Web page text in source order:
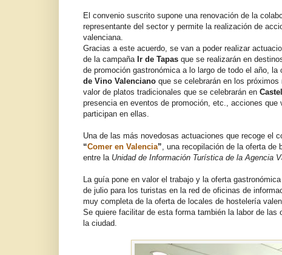
El convenio suscrito supone una renovación de la
representante del sector y permite la realización de
valenciana.
Gracias a este acuerdo, se van a poder realizar
de la campaña Ir de Tapas que se realizarán en
de promoción gastronómica a lo largo de todo el año, la
de Vino Valenciano que se celebrarán en los próximos
valor de platos tradicionales que se celebrarán en
presencia en eventos de promoción, etc., acciones
participan en ellas.
Una de las más novedosas actuaciones que recoge el
“Comer en Valencia” , una recopilación de la oferta
entre la Unidad de Información Turística de la Agencia
La guía pone en valor el trabajo y la oferta
de julio para los turistas en la red de oficinas de
muy completa de la oferta de locales de hostelería
Se quiere facilitar de esta forma también la labor de
la ciudad.